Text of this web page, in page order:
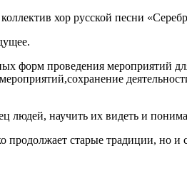
хор русской песни
форм проведения мероприятий
людей, научить их видеть и
старые традиции, но и